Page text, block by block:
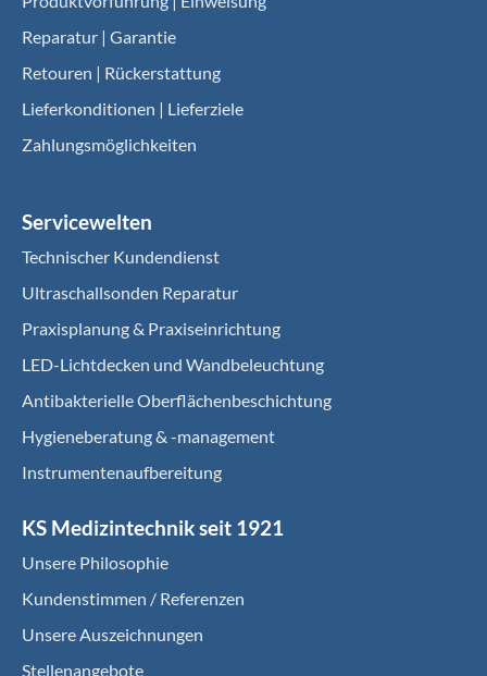
Reparatur | Garantie
Retouren | Rückerstattung
Lieferkonditionen | Lieferziele
Zahlungsmöglichkeiten
Servicewelten
Technischer Kundendienst
Ultraschallsonden Reparatur
Praxisplanung & Praxiseinrichtung
LED-Lichtdecken und Wandbeleuchtung
Antibakterielle Oberflächenbeschichtung
Hygieneberatung & -management
Instrumentenaufbereitung
KS Medizintechnik seit 1921
Unsere Philosophie
Kundenstimmen / Referenzen
Unsere Auszeichnungen
Stellenangebote